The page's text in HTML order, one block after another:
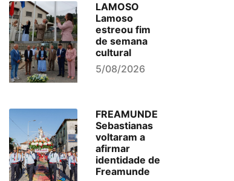
LAMOSO
Lamoso
estreou fim
de semana
cultural
5/08/2026
FREAMUNDE
Sebastianas
voltaram a
afirmar
identidade de
Freamunde